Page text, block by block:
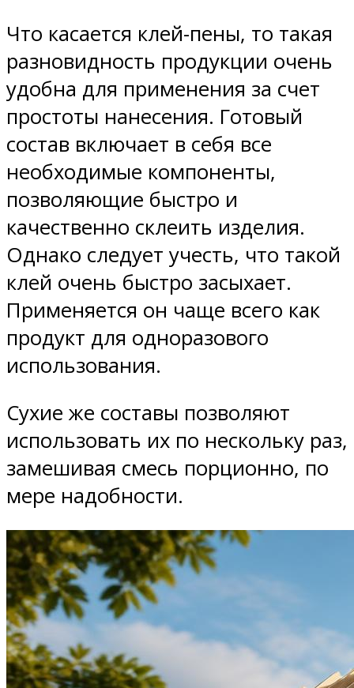
Что касается клей-пены, то такая
разновидность продукции очень
удобна для применения за счет
простоты нанесения. Готовый
состав включает в себя все
необходимые компоненты,
позволяющие быстро и
качественно склеить изделия.
Однако следует учесть, что такой
клей очень быстро засыхает.
Применяется он чаще всего как
продукт для одноразового
использования.
Сухие же составы позволяют
использовать их по нескольку раз,
замешивая смесь порционно, по
мере надобности.